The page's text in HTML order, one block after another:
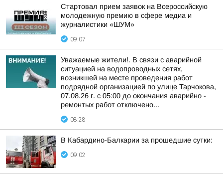
Стартовал прием заявок на Всероссийскую
молодежную премию в сфере медиа и
журналистики «ШУМ»
09:07
Уважаемые жители!. В связи с аварийной
ситуацией на водопроводных сетях,
возникшей на месте проведения работ
подрядной организацией по улице Тарчокова,
07.08.26 г. с 05:00 до окончания аварийно -
ремонтых работ отключено...
08:28
В Кабардино-Балкарии за прошедшие сутки:
09:02